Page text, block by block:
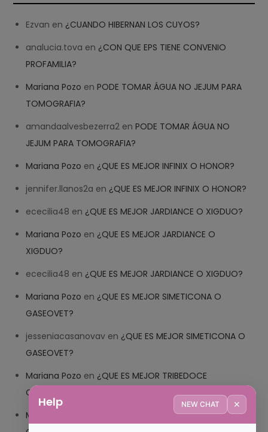
Ezvan en ¿CUANDO HIBERNAN LOS CUYOS?
analucia.tova en ¿CON QUE EPS TIENE CONVENIO
PROFAMILIA?
Mariana Pozo enPODE TOMAR ÁGUA NO JEJUM PARA
TOMOGRAFIA?
amandaalvesbezerra2 enPODE TOMAR ÁGUA NO
JEJUM PARA TOMOGRAFIA?
Mariana Pozo en ¿QUE ES MEJOR INFINIX O HONOR?
jennifer.llanos2a en ¿QUE ES MEJOR INFINIX O HONOR?
ececilia48 en ¿QUE ES MEJOR JARDIANCE O XIGDUO?
Mariana Pozo en ¿QUE ES MEJOR JARDIANCE O
XIGDUO?
ececilia48 en ¿QUE ES MEJOR JARDIANCE O XIGDUO?
Mariana Pozo en ¿QUE ES MEJOR SIMETICONA O
GASEOVET?
jesseniacasanovav en ¿QUE ES MEJOR SIMETICONA O
GASEOVET?
Mariana Pozo en ¿QUE ES MEJOR TRIBEDOCE
COMPUESTO O TRIBEDOCE DX?
Mariana Pozo
¿QUE ES MEJOR TRIBEDOCE
Help NEW CHAT ✕